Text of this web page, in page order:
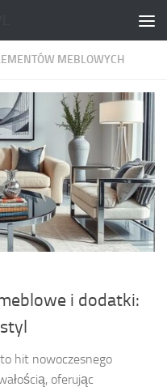
MEBLOWYCH
i dodatki:
hit nowoczesnego
oferując